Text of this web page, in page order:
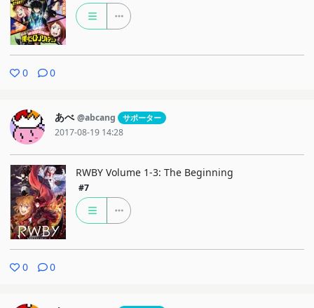
0 0
あべ @abcang サポーター
2017-08-19 14:28
RWBY Volume 1-3: The Beginning
#7
0 0